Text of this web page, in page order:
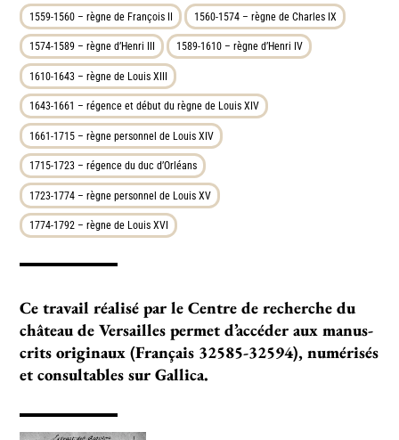
1559-1560 – règne de François II 1560-1574 – règne de Charles IX
1574-1589 – règne d’Henri III 1589-1610 – règne d’Henri IV
1610-1643 – règne de Louis XIII
1643-1661 – régence et début du règne de Louis XIV
1661-1715 – règne personnel de Louis XIV
1715-1723 – régence du duc d’Orléans
1723-1774 – règne personnel de Louis XV
1774-1792 – règne de Louis XVI
Ce tra­­­­vail réa­­­­lisé par le Centre de recher­­­­che du
châ­­­­teau de Versailles per­­­­met d’accé­­­­der aux manus­­­
crits ori­­­­gi­­­­naux (Français 32585-32594), numé­­­­risés
et consul­­­­ta­­­­bles sur Gallica.